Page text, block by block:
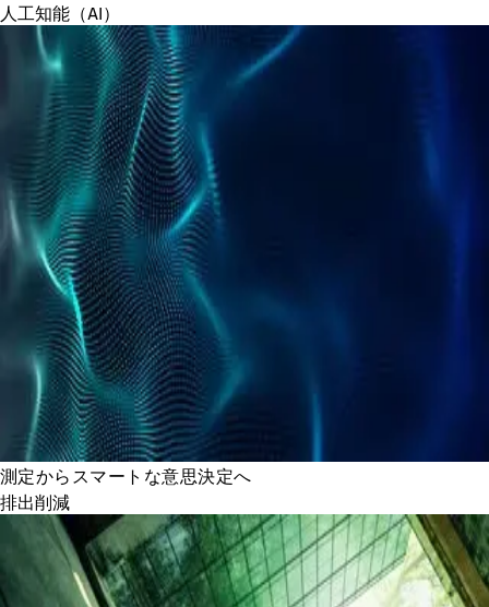
人工知能（AI）
測定からスマートな意思決定へ
排出削減